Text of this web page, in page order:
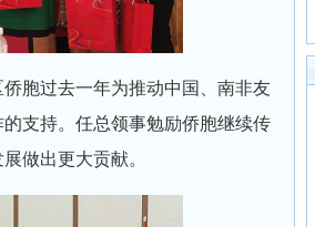
胞过去一年为推动中国、南非友
支持。任总领事勉励侨胞继续传
做出更大贡献。